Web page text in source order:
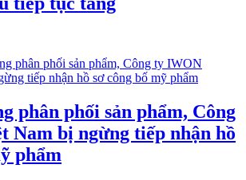
phân phối sản phẩm, Công
Nam bị ngừng tiếp nhận hồ
phẩm